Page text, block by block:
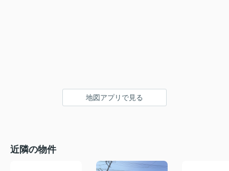
地図アプリで見る
近隣の物件